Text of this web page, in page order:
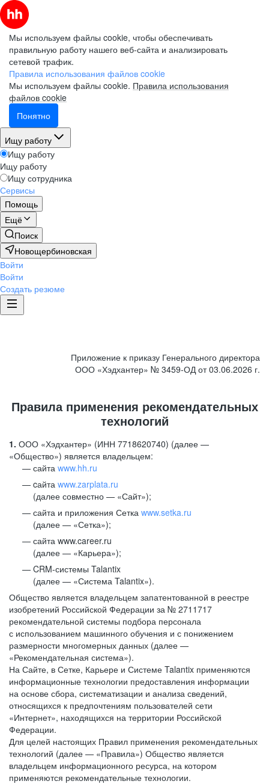
Мы используем файлы cookie, чтобы обеспечивать
правильную работу нашего веб-сайта и анализировать
сетевой трафик.
Правила использования файлов cookie
Мы используем файлы cookie. Правила использования
файлов cookie
Понятно
Ищу работу
Ищу работу
Ищу работу
Ищу сотрудника
Сервисы
Помощь
Ещё
Поиск
Новощербиновская
Войти
Войти
Создать резюме
Приложение к приказу Генерального директора
ООО «Хэдхантер» № 3459-ОД от 03.06.2026 г.
Правила применения рекомендательных
технологий
1. ООО «Хэдхантер» (ИНН 7718620740) (далее —
«Общество») является владельцем:
сайта www.hh.ru
cайта www.zarplata.ru
(далее совместно — «Сайт»);
сайта и приложения Сетка www.setka.ru
(далее — «Сетка»);
сайта www.career.ru
(далее — «Карьера»);
CRM-системы Talantix
(далее — «Система Talantix»).
Общество является владельцем запатентованной в реестре
изобретений Российской Федерации за № 2711717
рекомендательной системы подбора персонала
с использованием машинного обучения и с понижением
размерности многомерных данных (далее —
«Рекомендательная система»).
На Сайте, в Сетке, Карьере и Системе Talantix применяются
информационные технологии предоставления информации
на основе сбора, систематизации и анализа сведений,
относящихся к предпочтениям пользователей сети
«Интернет», находящихся на территории Российской
Федерации.
Для целей настоящих Правил применения рекомендательных
технологий (далее — «Правила») Общество является
владельцем информационного ресурса, на котором
применяются рекомендательные технологии.